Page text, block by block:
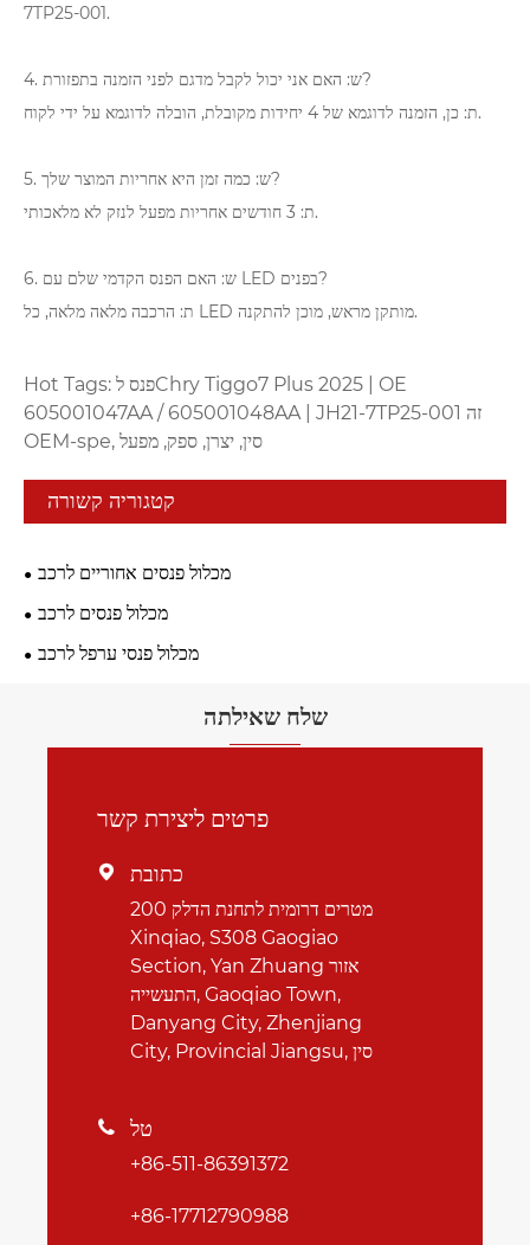
7TP25-001.
4. ש: האם אני יכול לקבל מדגם לפני הזמנה בתפזורת?
ת: כן, הזמנה לדוגמא של 4 יחידות מקובלת, הובלה לדוגמא על ידי לקוח.
5. ש: כמה זמן היא אחריות המוצר שלך?
ת: 3 חודשים אחריות מפעל לנזק לא מלאכותי.
6. ש: האם הפנס הקדמי שלם עם LED בפנים?
ת: הרכבה מלאה מלאה, כל LED מותקן מראש, מוכן להתקנה.
Hot Tags: פנס לChry Tiggo7 Plus 2025 | OE
605001047AA / 605001048AA | JH21-7TP25-001 זה
OEM-spe, סין, יצרן, ספק, מפעל
קטגוריה קשורה
מכלול פנסים אחוריים לרכב
מכלול פנסים לרכב
מכלול פנסי ערפל לרכב
שלח שאילתה
פרטים ליצירת קשר
 כתובת
200 מטרים דרומית לתחנת הדלק
Xinqiao, S308 Gaogiao
Section, Yan Zhuang אזור
התעשייה, Gaoqiao Town,
Danyang City, Zhenjiang
City, Provincial Jiangsu, סין
 טל
+86-511-86391372
+86-17712790988